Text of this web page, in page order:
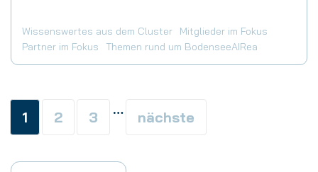
Wissenswertes aus dem Cluster
Mitglieder im Fokus
Partner im Fokus
Themen rund um BodenseeAIRea
1 2 3 … nächste